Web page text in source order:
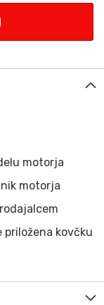
motorja
motorja
priložena kovčku